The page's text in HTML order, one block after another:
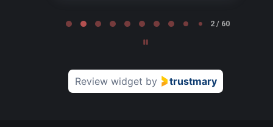
2 / 60
Review widget by trustmary